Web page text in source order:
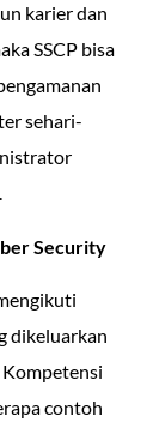
karier dan
SSCP bisa
sehari-
Security
dikeluarkan
Kompetensi
contoh